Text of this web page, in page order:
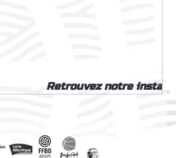
Retrouvez notre insta